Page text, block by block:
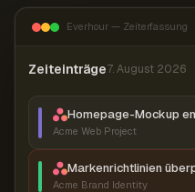
Everhour — Zeiterfassung
Zeiteinträge7. August 2026
Homepage-Mockup
Acme Web Project
Markenrichtlinien
Acme Brand Identity